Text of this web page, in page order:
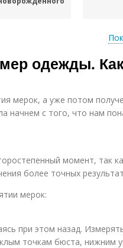
шапочки
Одежда для
мальчиков
Одежда для
девушек
женщин
одежды.
мерок, а уже потом
начнем с того, что нам
момент, так
более точных
мерок:
при этом назад.
точкам бюста, нижним